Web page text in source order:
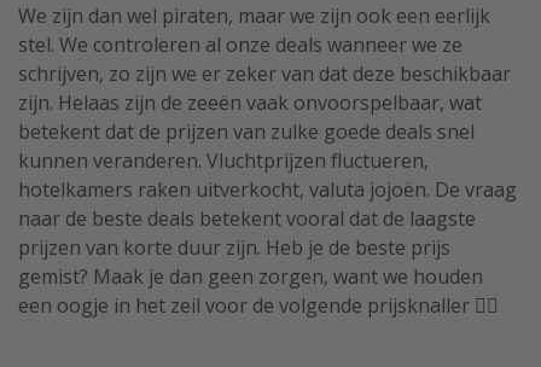
We zijn dan wel piraten, maar we zijn ook een eerlijk
stel. We controleren al onze deals wanneer we ze
schrijven, zo zijn we er zeker van dat deze beschikbaar
zijn. Helaas zijn de zeeën vaak onvoorspelbaar, wat
betekent dat de prijzen van zulke goede deals snel
kunnen veranderen. Vluchtprijzen fluctueren,
hotelkamers raken uitverkocht, valuta jojoën. De vraag
naar de beste deals betekent vooral dat de laagste
prijzen van korte duur zijn. Heb je de beste prijs
gemist? Maak je dan geen zorgen, want we houden
een oogje in het zeil voor de volgende prijsknaller 🏴‍☠️